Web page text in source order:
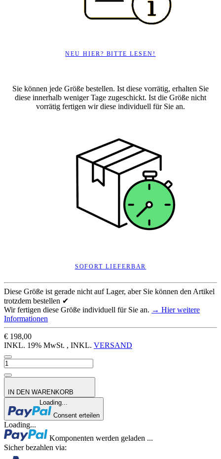
NEU HIER? BITTE LESEN!
Sie können jede Größe bestellen. Ist diese vorrätig, erhalten Sie
diese innerhalb weniger Tage zugeschickt. Ist die Größe nicht
vorrätig fertigen wir diese individuell für Sie an.
SOFORT LIEFERBAR
Diese Größe ist gerade nicht auf Lager, aber Sie können den Artikel
trotzdem bestellen ✔
Wir fertigen diese Größe individuell für Sie an. → Hier weitere
Informationen
€ 198,00
INKL. 19% MwSt. , INKL. VERSAND
IN DEN WARENKORB
Loading...
Consent erteilen
Loading...
Komponenten werden geladen ...
Sicher bezahlen via: